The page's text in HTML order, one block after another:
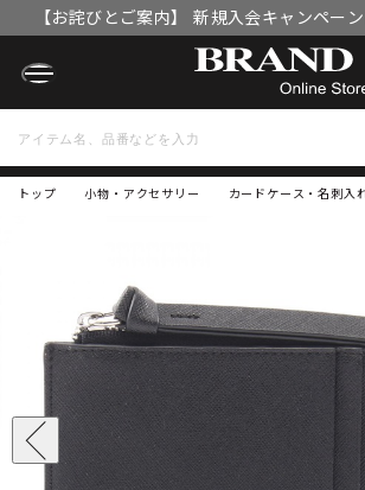
【お詫びとご案内】 新規入会キャンペー
OFFクーポン」付与漏れと補填
トップ 小物・アクセサリー カードケース・名刺入